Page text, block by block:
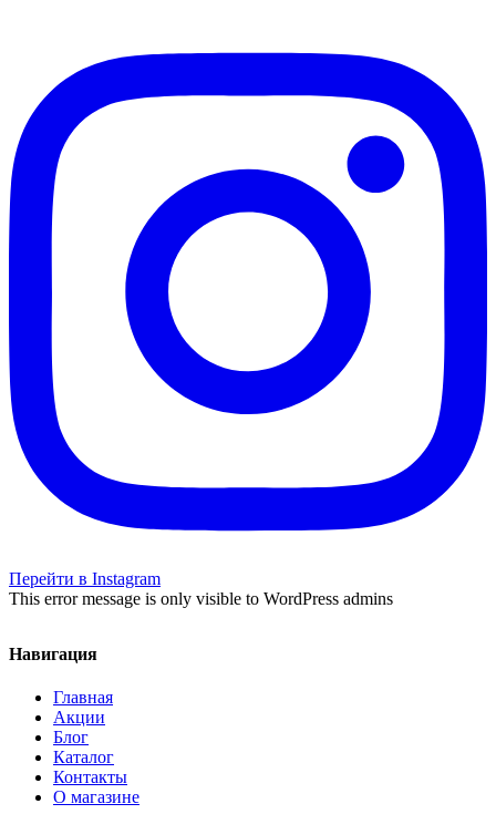
Перейти в Instagram
This error message is only visible to WordPress admins
Навигация
Главная
Акции
Блог
Каталог
Контакты
О магазине